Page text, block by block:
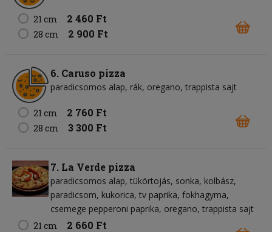
21 cm 2 460 Ft
28 cm 2 900 Ft
6. Caruso pizza
paradicsomos alap rák oregano trappista sajt
21 cm 2 760 Ft
28 cm 3 300 Ft
7. La Verde pizza
paradicsomos alap tükörtojás sonka kolbász
paradicsom kukorica tv paprika fokhagyma
csemege pepperoni paprika oregano trappista sajt
21 cm
2 660 Ft